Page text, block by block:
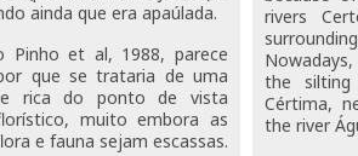
ainda que era apaúlada.
Pinho et al, 1988, parece
que se trataria de uma
rica do ponto de vista
muito embora as
e fauna sejam escassas.
rivers
the
Cértima,
the river